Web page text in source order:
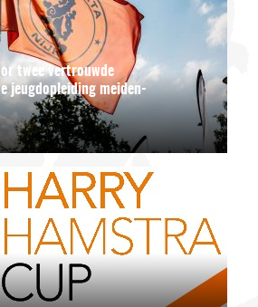
twee vertrouwde
jeugdopleiding meiden-